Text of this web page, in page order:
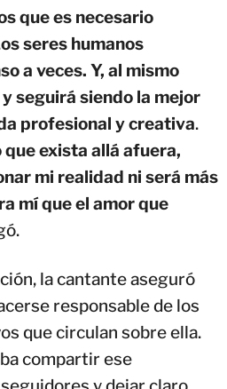
que es necesario
seres humanos
a veces. Y, al mismo
seguirá siendo la mejor
profesional y creativa.
exista allá afuera,
mi realidad ni será más
mí que el amor que
la cantante aseguró
responsable de los
que circulan sobre ella.
compartir ese